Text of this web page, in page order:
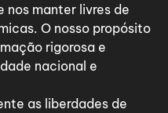
nos manter livres de
O nosso propósito
rigorosa e
nacional e
as liberdades de